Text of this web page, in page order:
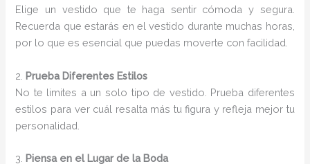
Elige un vestido que te haga sentir cómoda y segura.
Recuerda que estarás en el vestido durante muchas horas,
por lo que es esencial que puedas moverte con facilidad.
2. Prueba Diferentes Estilos
No te limites a un solo tipo de vestido. Prueba diferentes
estilos para ver cuál resalta más tu figura y refleja mejor tu
personalidad.
3. Piensa en el Lugar de la Boda